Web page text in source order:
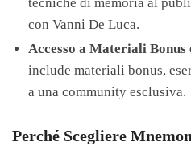
con Vanni De Luca.
Accesso a Materiali Bonus
include materiali bonus,
a una community esclusiva.
Perché Scegliere